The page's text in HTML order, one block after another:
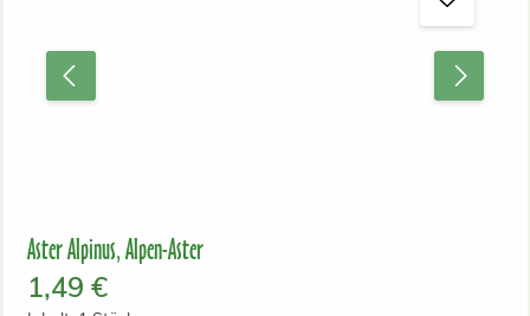
Aster Alpinus, Alpen-Aster
Regulärer Preis:
1,49 €